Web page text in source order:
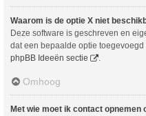
Waarom is de optie X niet
Deze software is geschreven en
dat een bepaalde optie
phpBB Ideeën sectie
.
Omhoog
Met wie moet ik contact